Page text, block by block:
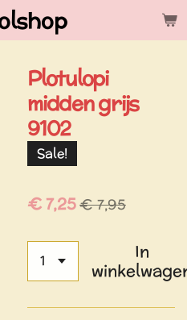
Plotulopi
midden grijs
9102
Sale!
€ 7,25€ 7,95
In